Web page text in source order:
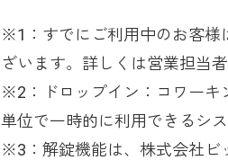
※1：すでにご利用中のお客様
ざいます。詳しくは営業担当
※2：ドロップイン：コワーキ
単位で一時的に利用できるシス
※3：解錠機能は、株式会社ビ